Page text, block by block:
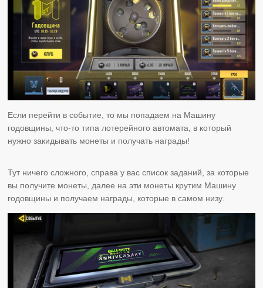
Если перейти в событие, то мы попадаем на Машину
годовщины, что-то типа лотерейного автомата, в который
нужно закидывать монеты и получать награды!
Тут ничего сложного, справа у вас список заданий, за которые
вы получите монеты, далее на эти монеты крутим Машину
годовщины и получаем награды, которые в самом низу.